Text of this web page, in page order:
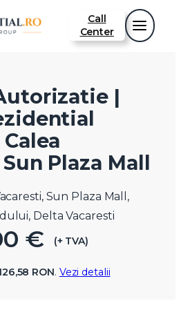
Call
Center
|
Calea
Plaza Mall
Sun Plaza Mall,
Delta Vacaresti
€ (+ TVA)
RON. Vezi detalii